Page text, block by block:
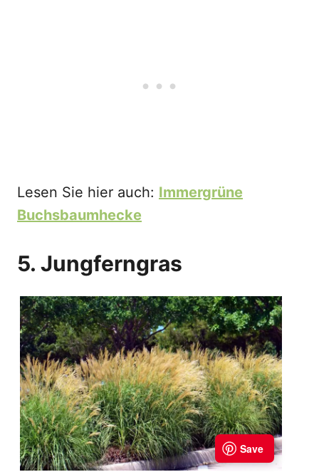
Lesen Sie hier auch: Immergrüne
Buchsbaumhecke
5. Jungferngras